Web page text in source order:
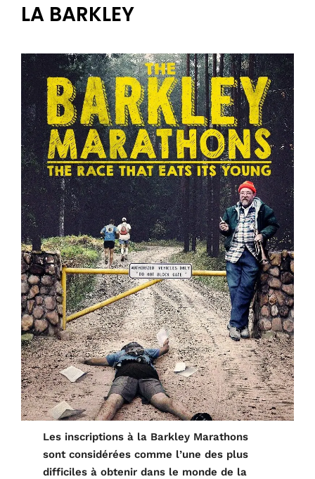
LA BARKLEY
Les inscriptions à la Barkley Marathons
sont considérées comme l’une des plus
difficiles à obtenir dans le monde de la